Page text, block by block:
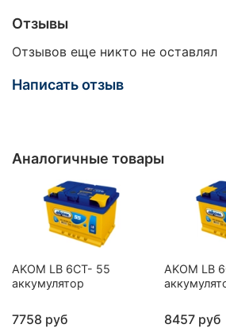
Отзывы
Отзывов еще никто не оставлял
Написать отзыв
Аналогичные товары
AKOM LB 6CT- 55
аккумулятор
7758 руб
AKOM LB
8457 руб